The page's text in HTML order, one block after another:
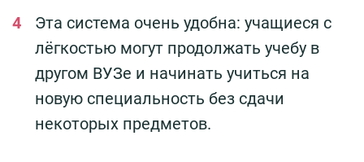
Эта система очень удобна: учащиеся с
лёгкостью могут продолжать учебу в
другом ВУЗе и начинать учиться на
новую специальность без сдачи
некоторых предметов.